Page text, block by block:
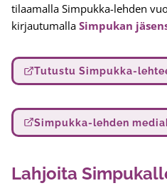
tilaamalla Simpukka-lehden
kirjautumalla Simpukan
Tutustu Simpukka-
Simpukka-lehden
Lahjoita